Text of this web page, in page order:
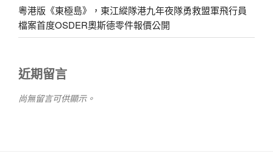
粵港版《東極島》，東江縱隊港九年夜隊勇救盟軍飛行員
檔案首度OSDER奧斯德零件報價公開
近期留言
尚無留言可供顯示。